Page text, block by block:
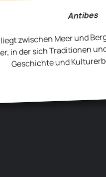
Antibes
liegt zwischen Meer und
in der sich Traditionen
Geschichte und